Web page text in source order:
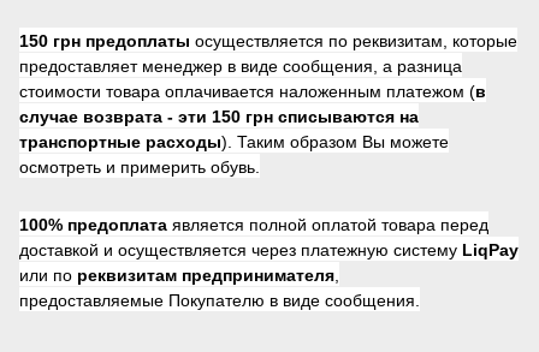
150 грн предоплаты осуществляется по реквизитам, которые
предоставляет менеджер в виде сообщения, а разница
стоимости товара оплачивается наложенным платежом (в
случае возврата - эти 150 грн списываются на
транспортные расходы). Таким образом Вы можете
осмотреть и примерить обувь.
100% предоплата является полной оплатой товара перед
доставкой и осуществляется через платежную систему LiqPay
или по реквизитам предпринимателя
предоставляемые Покупателю в виде сообщения.